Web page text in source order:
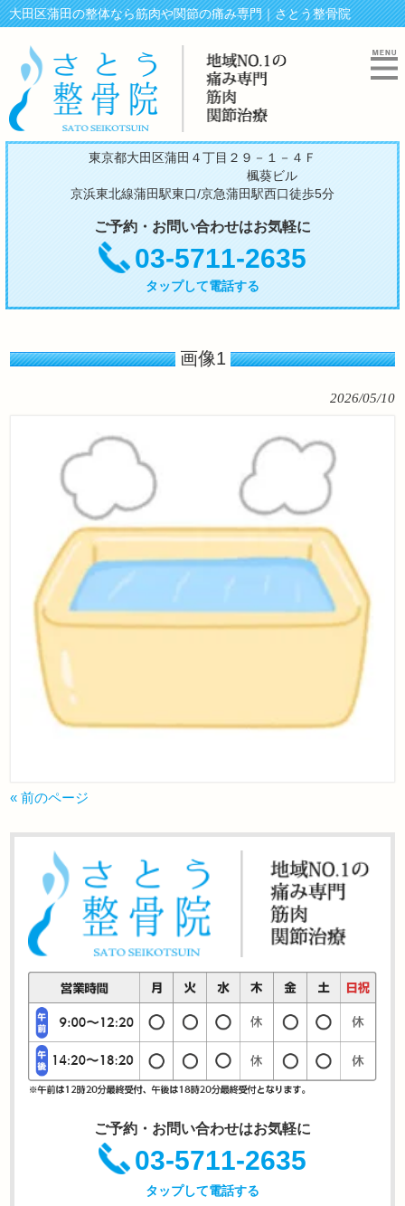
大田区蒲田の整体なら筋肉や関節の痛み専門｜さとう整骨院
東京都大田区蒲田４丁目２９－１－４Ｆ
楓葵ビル
京浜東北線蒲田駅東口/京急蒲田駅西口徒歩5分
ご予約・お問い合わせはお気軽に
03-5711-2635
タップして電話する
画像1
2026/05/10
« 前のページ
ご予約・お問い合わせはお気軽に
03-5711-2635
タップして電話する